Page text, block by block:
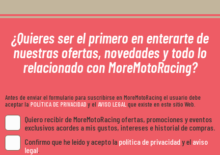
¿Quieres ser el primero en enterarte de
nuestras ofertas, novedades y todo lo
relacionado con MoreMotoRacing?
Antes de enviar el formulario para suscribirse en MoreMotoRacing el usuario debe
aceptar la POLÍTICA DE PRIVACIDADy el AVISO LEGALque existe en este sitio Web.
Quiero recibir de MoreMotoRacing ofertas, promociones y eventos
exclusivos acordes a mis gustos, intereses e historial de compras.
Confirmo que he leído y acepto la política de privacidady el aviso
legal